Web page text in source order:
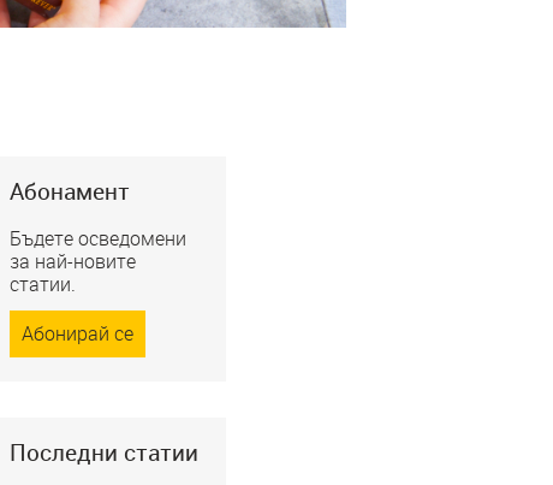
Абонамент
Бъдете осведомени
за най-новите
статии.
Абонирай се
Последни статии